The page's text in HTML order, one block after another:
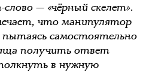
— «чёрный скелет».
что манипулятор
самостоятельно
получить ответ
в нужную